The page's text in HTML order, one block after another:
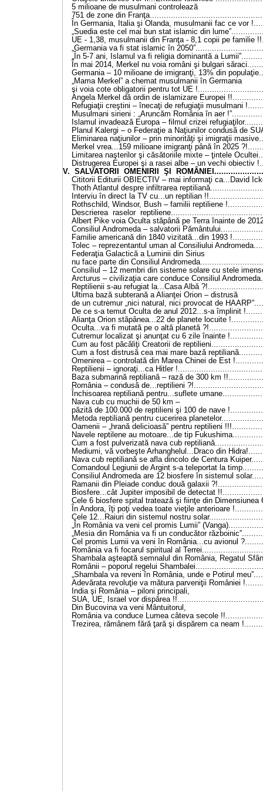
5 milioane de musulmani controlează
751 de zone din
În Germania, Italia şi Olanda, musulmanii fac ce vor
„Suedia este cel mai bun stat islamic din
UE - 1,38, musulmanii din Franţa - 8,1 copii pe familie
„Germania va fi stat islamic în
„În 5-7 ani, Islamul va fi religia dominantă a
În mai 2014, Merkel nu voia români şi bulgari
Germania – 10 milioane de imigranţi, 13% din
„Mama Merkel” a chemat musulmanii în Germania
şi voia cote obligatorii pentru tot UE
Angela Merkel dă ordin de islamizare Europei
Refugiaţii creştini – înecaţi de refugiaţii musulmani
Musulmani sirieni : „Aruncăm România în aer
Islamul invadează Europa – filmul crizei
Planul Kalergi – o Federaţie a Naţiunilor condusă de
Eliminarea naţiunilor – prin minorităţi şi imigraţii
Merkel vrea...159 milioane imigranţi până în 2025
Limitarea naşterilor şi căsătoriile mixte – ţintele
Distrugerea Europei şi a rasei albe – un vechi obiectiv
V. SALVATORII OMENIRII ŞI
Cititorii Editurii OBIECTIV – mai informaţi ca...David
Thoth Atlantul despre infiltrarea
Interviu în direct la TV cu...un reptilian
Rothschild, Windsor, Bush – familii reptiliene
Descrierea raselor
Albert Pike voia Oculta stăpână pe Terra înainte de
Consiliul Andromeda – salvatorii
Familie americană din 1840 vizitată...din 1993
Tolec – reprezentantul uman al Consiliului
Federaţia Galactică a Luminii din Sirius
nu face parte din Consiliul
Consiliul – 12 membri din sisteme solare cu stele
Arcturus – civilizaţia care conduce Consiliul
Reptilienii s-au refugiat la...Casa Albă
Ultima bază subterană a Alianţei Orion – distrusă
de un cutremur „nici natural, nici provocat de
De ce s-a temut Oculta de anul 2012...s-a împlinit
Alianţa Orion stăpânea...22 de planete locuite
Oculta...va fi mutată pe o altă planetă
Cutremur localizat şi anunţat cu 6 zile înainte
Cum au fost păcăliţi Creatorii de
Cum a fost distrusă cea mai mare bază
Omenirea – controlată din Marea Chinei de Est
Reptilienii – ignoraţi...ca Hitler
Baza submarină reptiliană – rază de 300 km
România – condusă de...reptilieni
Închisoarea reptiliană pentru...suflete
Nava cub cu muchii de 50 km –
păzită de 100.000 de reptilieni şi 100 de nave
Metoda reptiliană pentru cucerirea
Oamenii – „hrană delicioasă” pentru reptilieni
Navele reptilene au motoare...de tip
Cum a fost pulverizată nava cub
Mediumi, vă vorbeşte Arhanghelul...Draco din
Nava cub reptiliană se afla dincolo de Centura
Comandoul Legiunii de Argint s-a teleportat la
Consiliul Andromeda are 12 biosfere în sistemul
Ramanii din Pleiade conduc două galaxii
Biosfere...cât Jupiter imposibil de detectat
Cele 6 biosfere spital tratează şi fiinţe din Dimensiunea
În Andora, îţi poţi vedea toate vieţile anterioare
Cele 12...Raiuri din sistemul nostru
„În România va veni cel promis Lumii”
„Mesia din România va fi un conducător
Cel promis Lumii va veni în România...cu avionul
România va fi focarul spiritual al
Shambala aşteaptă semnalul din România, Regatul
Românii – poporul regelui
„Shambala va reveni în România, unde e Potirul
Adevărata revoluţie va mătura parveniţii României
India şi România – piloni principali,
SUA, UE, Israel vor dispărea
Din Bucovina va veni Mântuitorul,
România va conduce Lumea câteva secole
Trezirea, rămânem fără ţară şi dispărem ca neam